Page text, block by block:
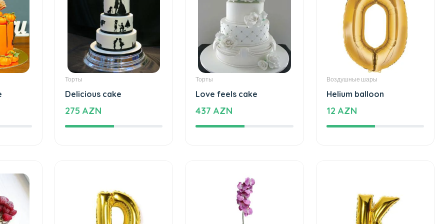
Торты
Delicious cake
275 AZN
Торты
Love feels cake
437 AZN
Воздушные шары
Helium balloon
12 AZN